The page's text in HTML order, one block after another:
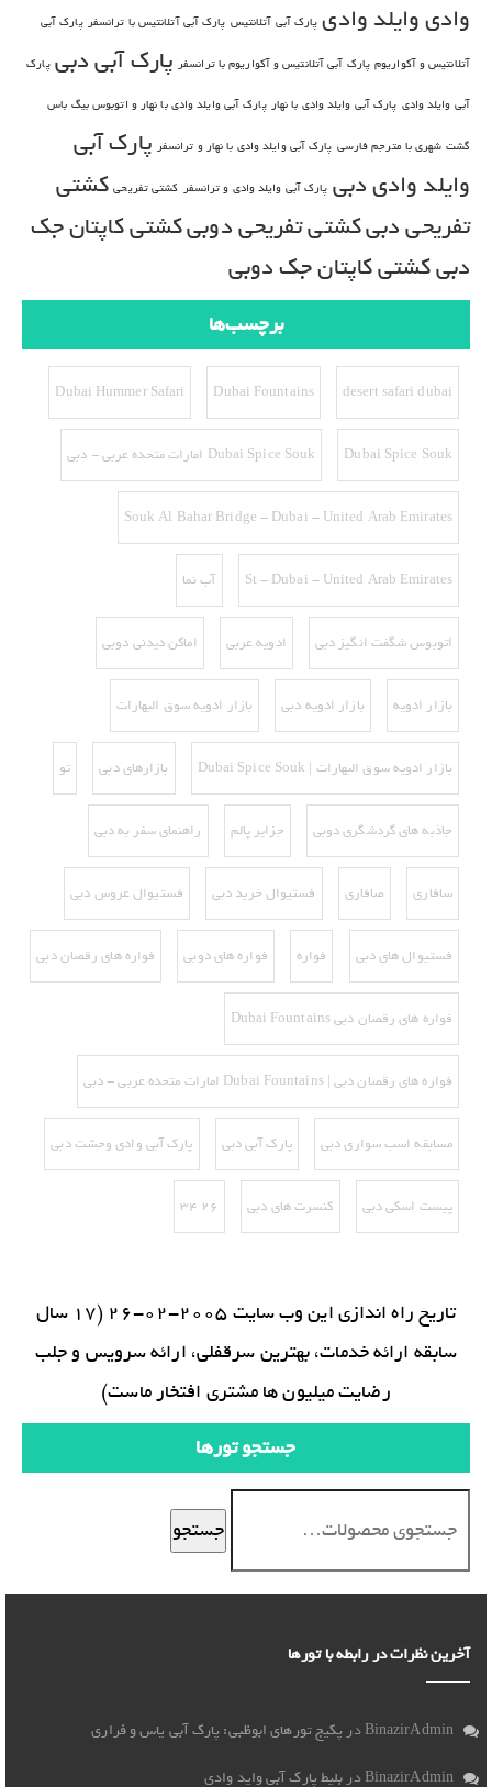
وادیوایلد وادی پارک آبی آتلانتیس پارک آبی آتلانتیس با ترانسفر پارک آبی
آتلانتیس و آکواریوم پارک آبی آتلانتیس و آکواریوم با ترانسفر پارک آبی دبی پارک
آبی وایلد وادی پارک آبی وایلد وادی با نهار پارک آبی وایلد وادی با نهار و اتوبوس بیگ باس
گشت شهری با مترجم فارسی پارک آبی وایلد وادی با نهار و ترانسفر پارک آبی
وایلد وادی دبی پارک آبی وایلد وادی و ترانسفر کشتی تفریحی کشتی
تفریحی دبیکشتی تفریحی دوبیکشتی کاپتان جک
دبیکشتی کاپتان جک دوبی
برچسب‌ها
desert safari dubai
Dubai Fountains
Dubai Hummer Safari
Dubai Spice Souk Dubai Spice Souk امارات متحده عربی - دبی
Souk Al Bahar Bridge - Dubai - United Arab Emirates
St - Dubai - United Arab Emirates آب نما
اتوبوس شگفت انگیز دبی ادویه عربی اماکن دیدنی دوبی
بازار ادویه بازار ادویه دبی بازار ادویه سوق البهارات
بازار ادویه سوق البهارات | Dubai Spice Souk بازارهای دبی تو
جاذبه های گردشگری دوبی جزایر پالم راهنمای سفر به دبی
سافاری صافاری فستیوال خرید دبی فستیوال عروس دبی
فستیوال های دبی فواره فواره های دوبی فواره های رقصان دبی
فواره های رقصان دبی Dubai Fountains
فواره های رقصان دبی | Dubai Fountains امارات متحده عربی - دبی
مسابقه اسب سواری دبی پارک آبی دبی پارک آبی وادی وحشت دبی
پیست اسکی دبی‌ کنسرت های دبی ۲۶ ۳۴
تاریخ راه اندازی این وب سایت 2005-02-26 (17 سال
سابقه ارائه خدمات، بهترین سرقفلی، ارائه سرویس و جلب
رضایت میلیون ها مشتری افتخار ماست)
جستجو تورها
جستجو
آخرین نظرات در رابطه با تورها
BinazirAdminدرپکیج تورهای ابوظبی: پارک آبی یاس و فراری
BinazirAdminدربلیط پارک آبی واید وادی